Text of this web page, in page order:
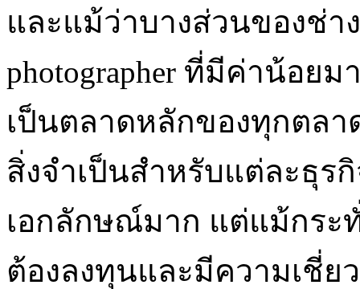
และแม้ว่าบางส่วนของช่า
photographer ที่มีค่าน้อย
เป็นตลาดหลักของทุกตลา
สิ่งจำเป็นสำหรับแต่ละธุร
เอกลักษณ์มาก แต่แม้กระ
ต้องลงทุนและมีความเชี่